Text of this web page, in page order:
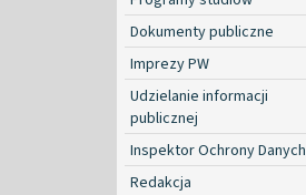
Dokumenty publiczne
Imprezy PW
Udzielanie informacji
publicznej
Inspektor Ochrony Danych
Redakcja